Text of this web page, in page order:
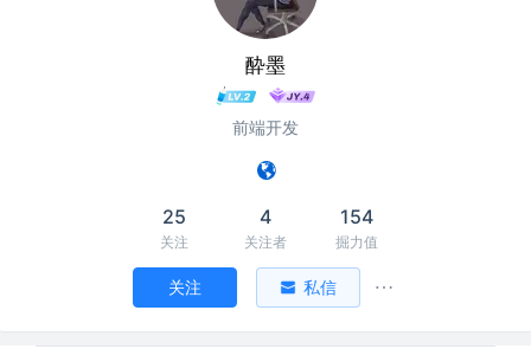
酔墨
前端开发
25
关注
4
关注者
154
掘力值
关注 私信